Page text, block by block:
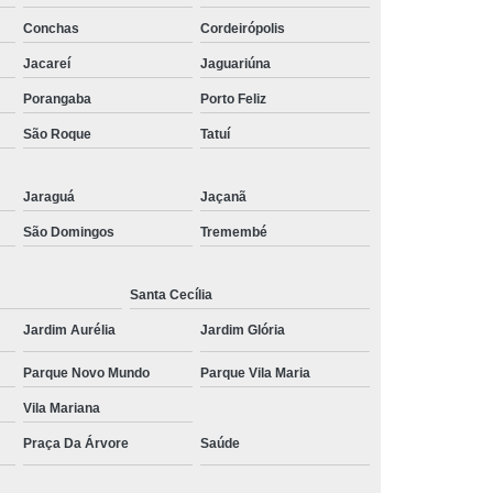
Social
Tratamentos para Medo
Tratamento para Insônia
Tratamento para Insônia e Ansiedade
Tratamento para Insônia Grave
Bipolar
Tratamento da Bipolaridade
Tratamento de Transtorno Bipolar
Tratamento para Depressão Bipolar
Tratamento para Transtorno Bipolar
Bipolar Interior de São Paulo
Bipolar São Paulo
Conchas Cordeirópolis
Jacareí Jaguariúna
Porangaba Porto Feliz
São Roque Tatuí
Jaraguá Jaçanã
São Domingos Tremembé
Santa Cecília
Jardim Aurélia Jardim Glória
Parque Novo Mundo Parque Vila Maria
Vila Mariana
Praça Da Árvore Saúde